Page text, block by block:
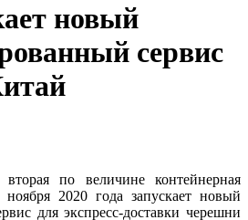
новый
сервис
по величине контейнерная
2020 года запускает новый
для экспресс-доставки черешни